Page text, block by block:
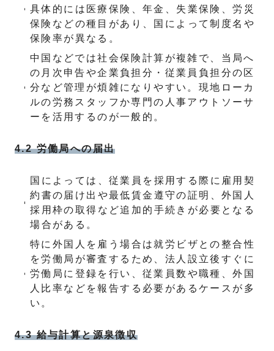
具体的には医療保険、年金、失業保険、労災
保険などの種目があり、国によって制度名や
保険率が異なる。
中国などでは社会保険計算が複雑で、当局へ
の月次申告や企業負担分・従業員負担分の区
分など管理が煩雑になりやすい。現地ローカ
ルの労務スタッフか専門の人事アウトソーサ
ーを活用するのが一般的。
4.2 労働局への届出
国によっては、従業員を採用する際に雇用契
約書の届け出や最低賃金遵守の証明、外国人
採用枠の取得など追加的手続きが必要となる
場合がある。
特に外国人を雇う場合は就労ビザとの整合性
を労働局が審査するため、法人設立後すぐに
労働局に登録を行い、従業員数や職種、外国
人比率などを報告する必要があるケースが多
い。
4.3 給与計算と源泉徴収